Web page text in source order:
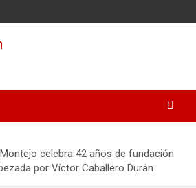
celebra 42 años de fundación
por Víctor Caballero Durán